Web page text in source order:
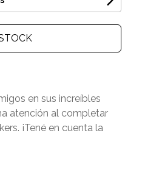
en sus increíbles
atención al completar
¡Tené en cuenta la